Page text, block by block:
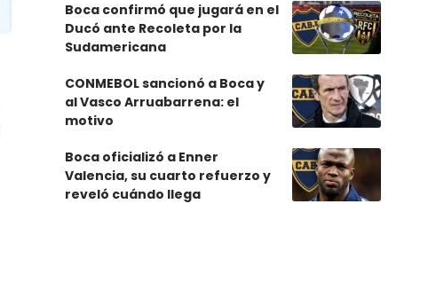
Boca confirmó que jugará en el
Ducó ante Recoleta por la
Sudamericana
CONMEBOL sancionó a Boca y
al Vasco Arruabarrena: el
motivo
Boca oficializó a Enner
Valencia, su cuarto refuerzo y
reveló cuándo llega